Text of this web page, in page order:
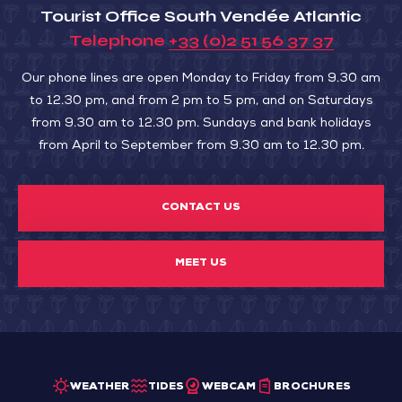
du
Lay
Tourist Office South Vendée Atlantic
Telephone +33 (0)2 51 56 37 37
Our phone lines are open Monday to Friday from 9.30 am
to 12.30 pm, and from 2 pm to 5 pm, and on Saturdays
from 9.30 am to 12.30 pm. Sundays and bank holidays
from April to September from 9.30 am to 12.30 pm.
CONTACT US
MEET US
WEATHER TIDES WEBCAM BROCHURES